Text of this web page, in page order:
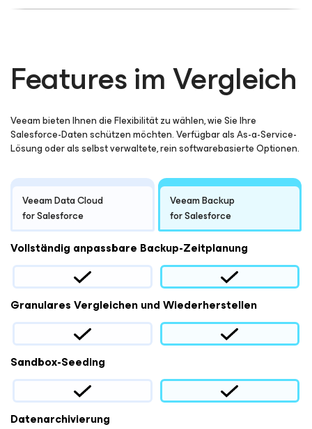
Features im Vergleich
Veeam bieten Ihnen die Flexibilität zu wählen, wie Sie Ihre
Salesforce-Daten schützen möchten. Verfügbar als As-a-Service-
Lösung oder als selbst verwaltete, rein softwarebasierte Optionen.
Veeam Data Cloud
for Salesforce
Veeam Backup
for Salesforce
Vollständig anpassbare Backup-Zeitplanung
Granulares Vergleichen und Wiederherstellen
Sandbox-Seeding
Datenarchivierung